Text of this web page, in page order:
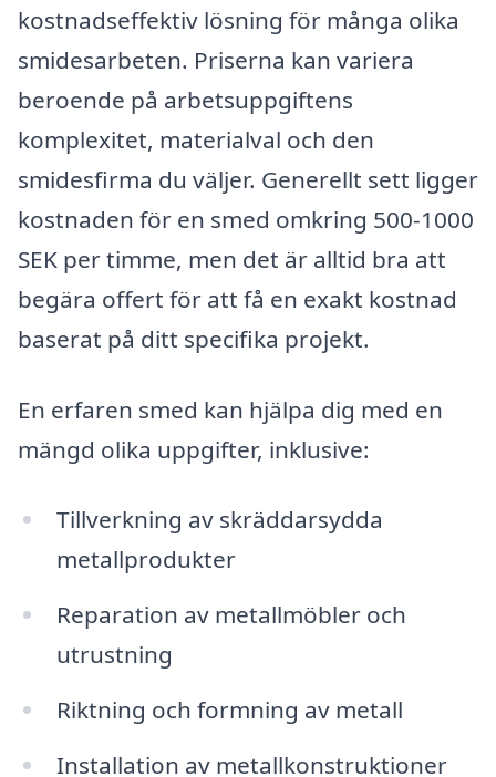
kostnadseffektiv lösning för många olika
smidesarbeten. Priserna kan variera
beroende på arbetsuppgiftens
komplexitet, materialval och den
smidesfirma du väljer. Generellt sett ligger
kostnaden för en smed omkring 500-1000
SEK per timme, men det är alltid bra att
begära offert för att få en exakt kostnad
baserat på ditt specifika projekt.
En erfaren smed kan hjälpa dig med en
mängd olika uppgifter, inklusive:
Tillverkning av skräddarsydda
metallprodukter
Reparation av metallmöbler och
utrustning
Riktning och formning av metall
Installation av metallkonstruktioner